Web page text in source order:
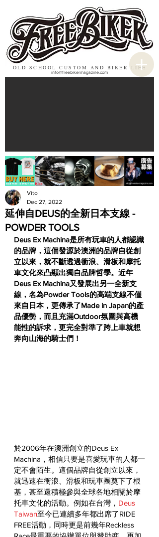
OLD SCHOOL CUSTOM AND BIKER LIFE
info@freebikermagazine.com
延伸自DEUS的全新日本支線 -
POWDER TOOLS
Vito
Dec 27, 2022
Deus Ex Machina是所有玩車的人都認識
的品牌，這個發源於澳洲的品牌自從創
立以來，就不斷透過衝浪、滑板和摩托
車文化來凸顯出獨自品牌哲學。近年
Deus Ex Machina又發展出另一全新支
線，名為Powder Tools的高端支線不僅
來自日本，更傳承了Made in Japan的產
品優勢，而且充滿Outdoor氛圍與高機
能性的訴求，更完全對準了跨上車就想
奔向山海的騎士們！
於2006年在澳洲創立的Deus Ex
Machina，相信只要是喜愛玩車的人都一
定不會陌生。這個品牌自從創立以來，
就迅速在衝浪、滑板和玩車圈奠下了根
基，甚至還積極參與全球各地相關於摩
托車文化的活動。例如在台灣， Deus
Taiwan至今已連續多年都出席了RIDE
FREE活動，同時更是前幾年Reckless